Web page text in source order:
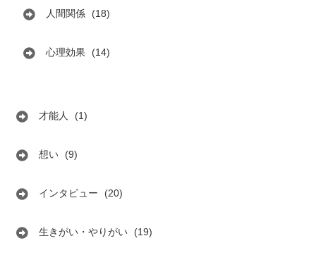
人間関係 (18)
心理効果 (14)
才能人 (1)
想い (9)
インタビュー (20)
生きがい・やりがい (19)